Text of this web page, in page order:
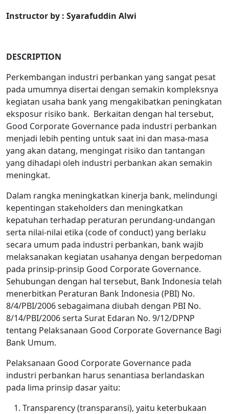
Instructor by : Syarafuddin Alwi
DESCRIPTION
Perkembangan industri perbankan yang sangat pesat
pada umumnya disertai dengan semakin kompleksnya
kegiatan usaha bank yang mengakibatkan peningkatan
eksposur risiko bank. Berkaitan dengan hal tersebut,
Good Corporate Governance pada industri perbankan
menjadi lebih penting untuk saat ini dan masa-masa
yang akan datang, mengingat risiko dan tantangan
yang dihadapi oleh industri perbankan akan semakin
meningkat.
Dalam rangka meningkatkan kinerja bank, melindungi
kepentingan stakeholders dan meningkatkan
kepatuhan terhadap peraturan perundang-undangan
serta nilai-nilai etika (code of conduct) yang berlaku
secara umum pada industri perbankan, bank wajib
melaksanakan kegiatan usahanya dengan berpedoman
pada prinsip-prinsip Good Corporate Governance.
Sehubungan dengan hal tersebut, Bank Indonesia telah
menerbitkan Peraturan Bank Indonesia (PBI) No.
8/4/PBI/2006 sebagaimana diubah dengan PBI No.
8/14/PBI/2006 serta Surat Edaran No. 9/12/DPNP
tentang Pelaksanaan Good Corporate Governance Bagi
Bank Umum.
Pelaksanaan Good Corporate Governance pada
industri perbankan harus senantiasa berlandaskan
pada lima prinsip dasar yaitu:
Transparency (transparansi), yaitu keterbukaan